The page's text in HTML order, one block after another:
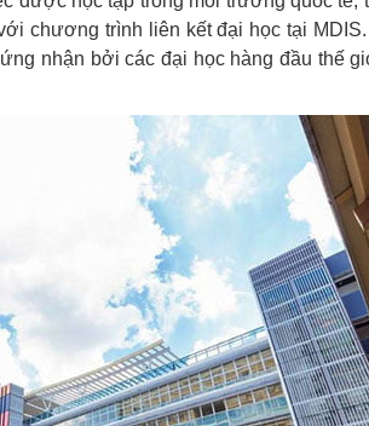
chương trình liên kết đại học tại
nhận bởi các đại học hàng đầu thế